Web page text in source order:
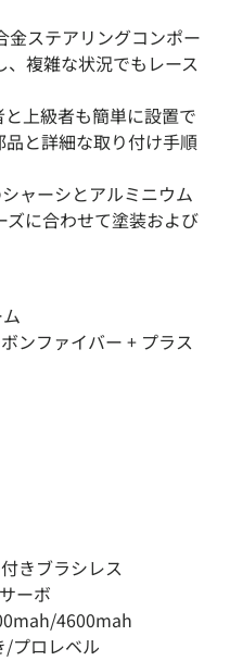
ステアリングコンポー
複雑な状況でもレース
上級者も簡単に設置で
と詳細な取り付け手順
ャーシとアルミニウム
ズに合わせて塗装および
ンファイバー + プラス
きブラシレス
ーボ
4600mah
/プロレベル